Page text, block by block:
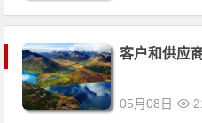
客户和供应
05月08日